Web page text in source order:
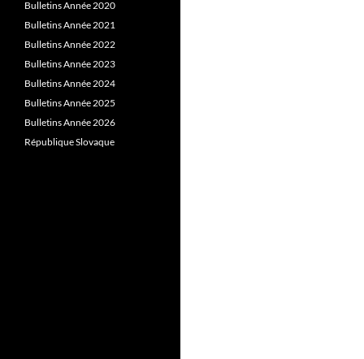
Bulletins Année 2020
Bulletins Année 2021
Bulletins Année 2022
Bulletins Année 2023
Bulletins Année 2024
Bulletins Année 2025
Bulletins Année 2026
République Slovaque